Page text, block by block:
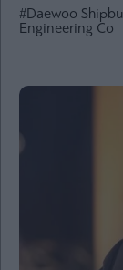
Πολιτική
Πολιτισμός
Law
#Daewoo
Engineering Co